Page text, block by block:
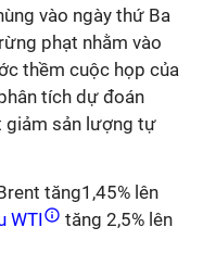
vào ngày thứ Ba
phạt nhằm vào
thềm cuộc họp của
tích dự đoán
giảm sản lượng tự
tăng1,45% lên
WTI
tăng 2,5% lên